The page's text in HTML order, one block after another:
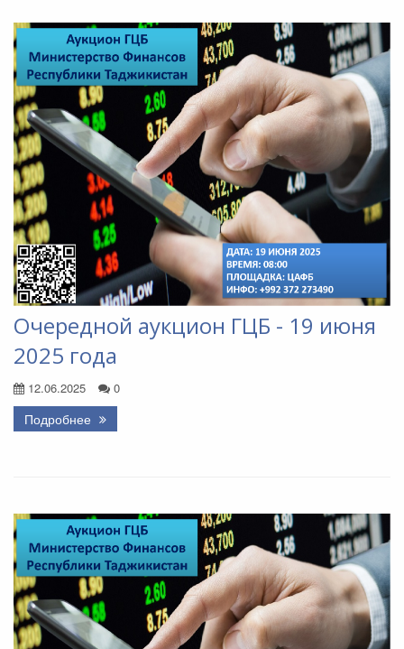
Очередной аукцион ГЦБ - 19 июня
2025 года
12.06.2025 0
Подробнее